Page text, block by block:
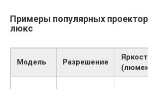
Примеры популярных
люкс
Модель Разрешение